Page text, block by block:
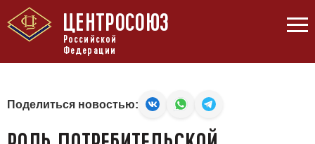
ЦЕНТРОСОЮЗ
Российской
Федерации
Поделиться новостью: